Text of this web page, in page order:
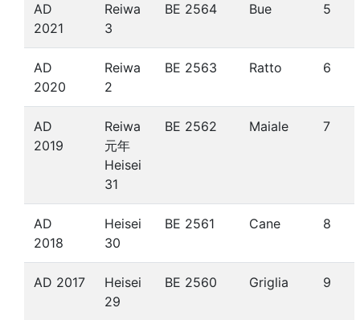
AD
2021
Reiwa
3
BE 2564 Bue 5
AD
2020
Reiwa
2
BE 2563 Ratto 6
AD
2019
Reiwa
元年
Heisei
31
BE 2562 Maiale 7
AD
2018
Heisei
30
BE 2561 Cane 8
AD 2017
Heisei
29
BE 2560 Griglia 9